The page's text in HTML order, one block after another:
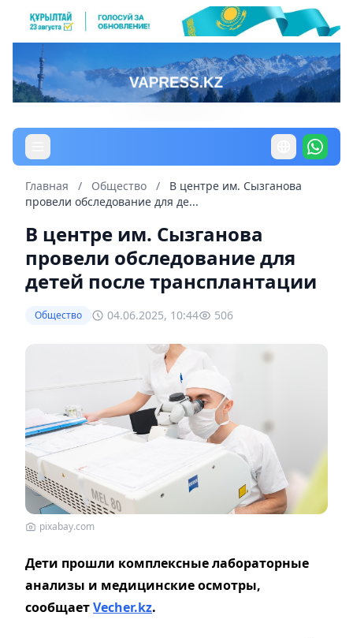
Главная / Общество /
В центре им. Сызганова
провели обследование для де...
В центре им. Сызганова
провели обследование для
детей после трансплантации
Общество 04.06.2025, 10:44 506
pixabay.com
Дети прошли комплексные лабораторные
анализы и медицинские осмотры,
сообщаетVecher.kz.